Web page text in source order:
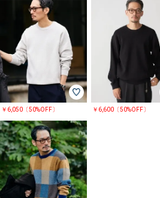
￥6,050〔50%OFF〕 ￥6,600〔50%OFF〕